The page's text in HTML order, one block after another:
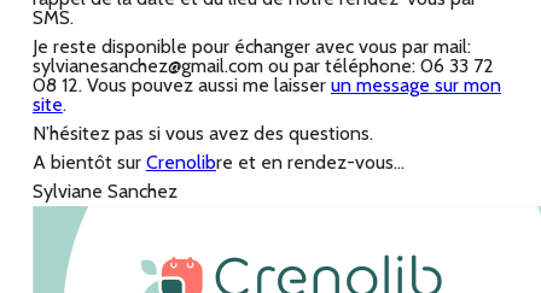
SMS.
Je reste disponible pour échanger avec vous par mail:
sylvianesanchez@gmail.com ou par téléphone: 06 33 72
08 12. Vous pouvez aussi me laisser un message sur mon
site.
N’hésitez pas si vous avez des questions.
A bientôt sur Crenolibre et en rendez-vous…
Sylviane Sanchez